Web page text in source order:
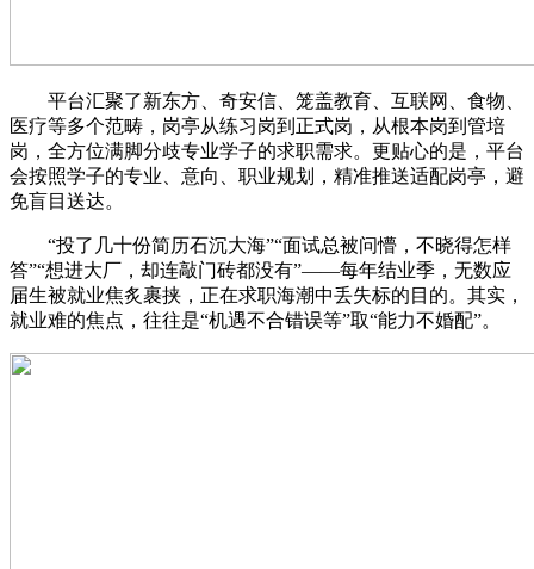
平台汇聚了新东方、奇安信、笼盖教育、互联网、食物、
医疗等多个范畴，岗亭从练习岗到正式岗，从根本岗到管培
岗，全方位满脚分歧专业学子的求职需求。更贴心的是，平台
会按照学子的专业、意向、职业规划，精准推送适配岗亭，避
免盲目送达。
“投了几十份简历石沉大海”“面试总被问懵，不晓得怎样
答”“想进大厂，却连敲门砖都没有”——每年结业季，无数应
届生被就业焦炙裹挟，正在求职海潮中丢失标的目的。其实，
就业难的焦点，往往是“机遇不合错误等”取“能力不婚配”。